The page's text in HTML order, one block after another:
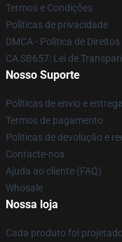
Termos e Condições
Políticas de privacidade
DMCA - Política de
CA SB657: Lei de
Nosso Suporte
Políticas de envio e entrega
Termos de pagamento
Políticas de devolução e
Contacte-nos
Ajuda ao cliente (FAQ)
Whosale
Nossa loja
Cada produto foi